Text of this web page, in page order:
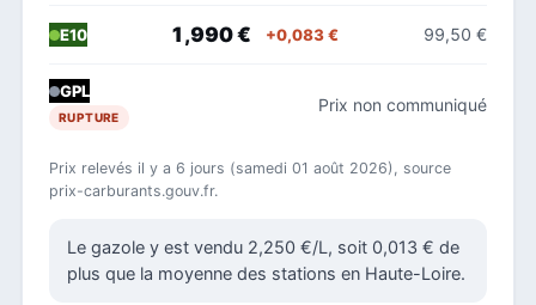
E10 1,990 € +0,083 € 99,50 €
GPL
RUPTURE
Prix non communiqué
Prix relevés il y a 6 jours (samedi 01 août 2026), source
prix-carburants.gouv.fr.
Le gazole y est vendu 2,250 €/L, soit 0,013 € de
plus que la moyenne des stations en Haute-Loire.